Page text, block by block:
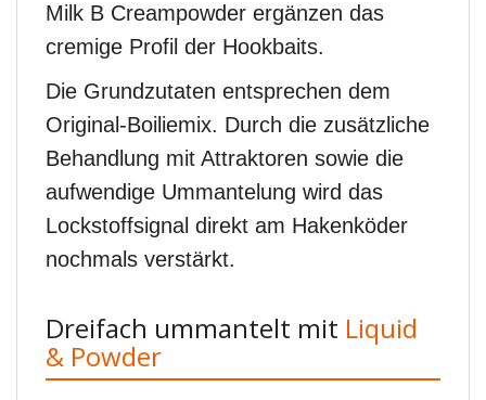
Milk B Creampowder ergänzen das
cremige Profil der Hookbaits.
Die Grundzutaten entsprechen dem
Original-Boiliemix. Durch die zusätzliche
Behandlung mit Attraktoren sowie die
aufwendige Ummantelung wird das
Lockstoffsignal direkt am Hakenköder
nochmals verstärkt.
Dreifach ummantelt mit Liquid
& Powder